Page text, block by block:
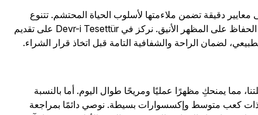
دقيقة تضمن ملاءمتها لأسلوب الحياة المحتشم. تتنوع
القطع بين الفساتين الطويلة، والتنانير الواسعة، والسترات الرسمية التي توفر تغطية مثالية مع الحفاظ على المظهر الأنيق. نركز في Devr-i Tesettür على تقديم
لضمان الراحة والشفافية التامة قبل اتخاذ قرار الشراء.
مما يمنحكِ مظهرًا عمليًا ومريحًا طوال اليوم. أما بالنسبة
ذات كعب متوسط وإكسسوارات بسيطة. نوصي دائمًا بمراجعة